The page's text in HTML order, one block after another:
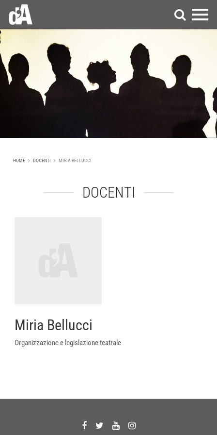
HOME DOCENTI MIRIA BELLUCCI
DOCENTI
Miria Bellucci
Organizzazione e legislazione teatrale